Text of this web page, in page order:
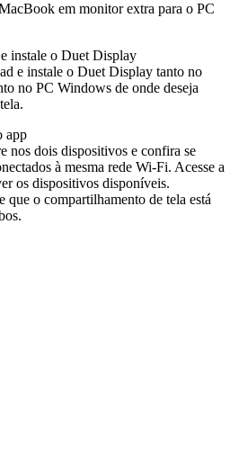
em monitor extra para o PC
instale o Duet Display
e instale o Duet Display tanto no
no PC Windows de onde deseja
app
nos dois dispositivos e confira se
à mesma rede Wi-Fi. Acesse a
os dispositivos disponíveis.
que o compartilhamento de tela está